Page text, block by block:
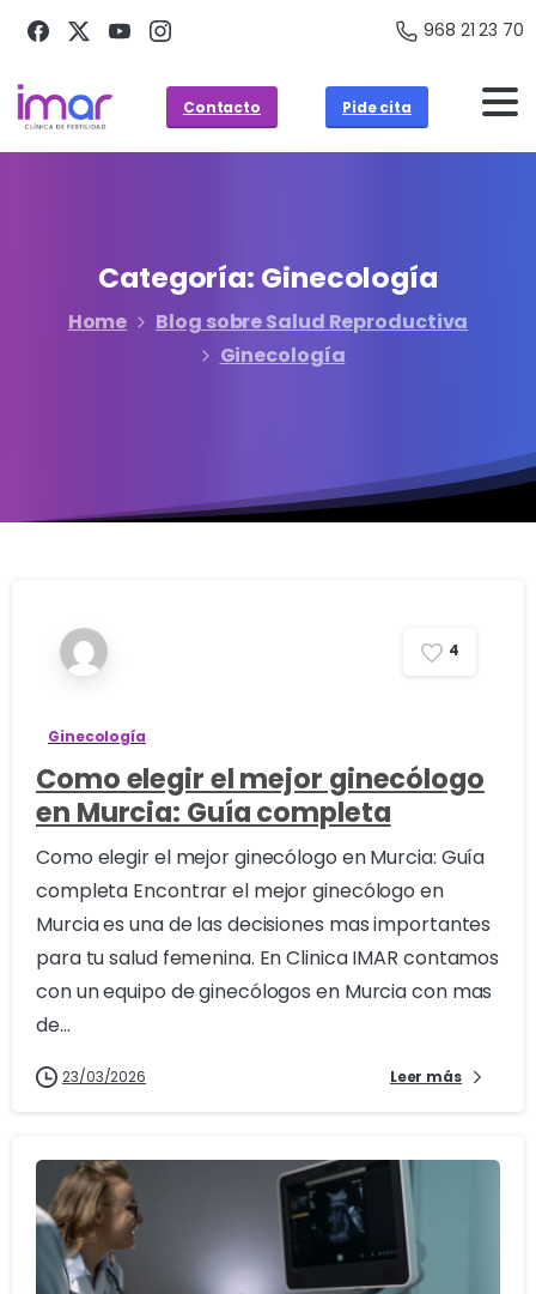
968 21 23 70
Contacto Pide cita
Categoría: Ginecología
Home
Blog sobre Salud Reproductiva
Ginecología
4
Ginecología
Como elegir el mejor ginecólogo
en Murcia: Guía completa
Como elegir el mejor ginecólogo en Murcia: Guía
completa Encontrar el mejor ginecólogo en
Murcia es una de las decisiones mas importantes
para tu salud femenina. En Clinica IMAR contamos
con un equipo de ginecólogos en Murcia con mas
de...
23/03/2026 Leer más